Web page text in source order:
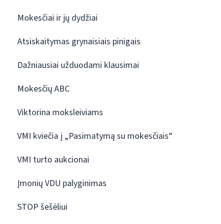
Mokesčiai ir jų dydžiai
Atsiskaitymas grynaisiais pinigais
Dažniausiai užduodami klausimai
Mokesčių ABC
Viktorina moksleiviams
VMI kviečia į „Pasimatymą su mokesčiais“
VMI turto aukcionai
Įmonių VDU palyginimas
STOP šešėliui